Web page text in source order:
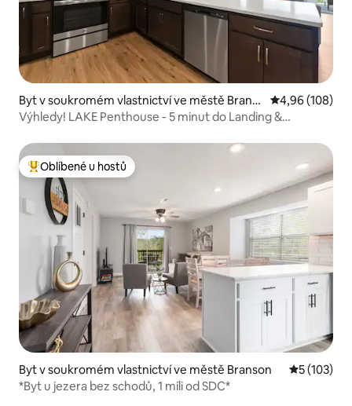
Byt v soukromém vlastnictví ve městě Brans
on
Průměrné
4,96 (108)
Výhledy! LAKE Penthouse - 5 minut do Landing &
Nejlepší v kategorii Oblíbené u hostů
Oblíbené u hostů
Byt v soukromém vlastnictví ve městě Branson Průměrné
5 (103)
*Byt u jezera bez schodů, 1 míli od SDC*